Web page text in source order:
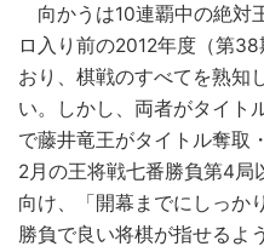
向かうは10連覇中の絶対
ロ入り前の2012年度（第
おり、棋戦のすべてを熟知
い。しかし、両者がタイト
で藤井竜王がタイトル奪取
2月の王将戦七番勝負第4局
向け、「開幕までにしっか
勝負で良い将棋が指せるよ